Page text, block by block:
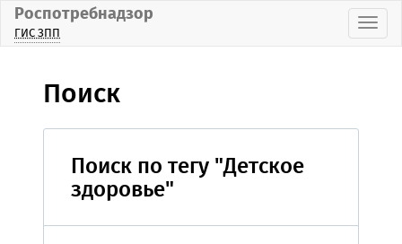
Роспотребнадзор
ГИС ЗПП
Поиск
Поиск по тегу "Детское
здоровье"